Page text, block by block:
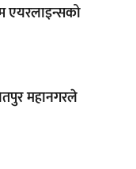
एयरलाइन्सको
महानगरले